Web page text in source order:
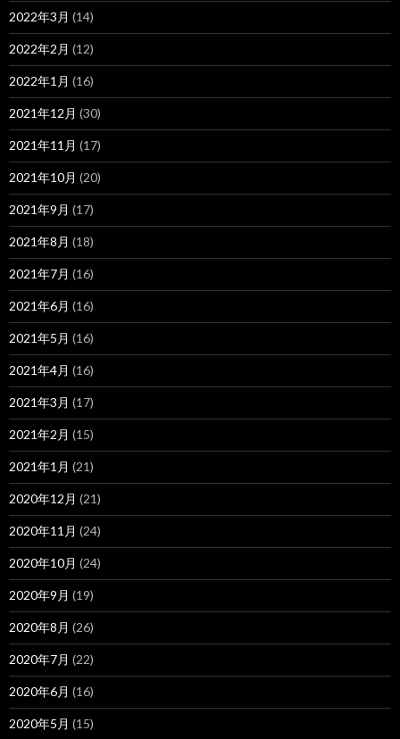
2022年3月 (14)
2022年2月 (12)
2022年1月 (16)
2021年12月 (30)
2021年11月 (17)
2021年10月 (20)
2021年9月 (17)
2021年8月 (18)
2021年7月 (16)
2021年6月 (16)
2021年5月 (16)
2021年4月 (16)
2021年3月 (17)
2021年2月 (15)
2021年1月 (21)
2020年12月 (21)
2020年11月 (24)
2020年10月 (24)
2020年9月 (19)
2020年8月 (26)
2020年7月 (22)
2020年6月 (16)
2020年5月 (15)